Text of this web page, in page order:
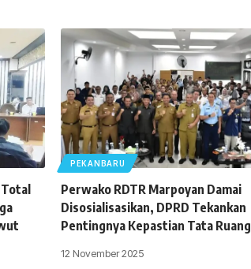
Total
PEKANBARU
Perwako RDTR Marpoyan Damai
Disosialisasikan, DPRD Tekankan
Pentingnya Kepastian Tata Ruang
12 November 2025